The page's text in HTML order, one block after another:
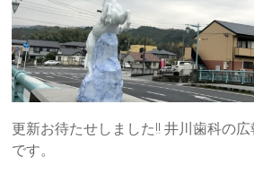
更新お待たせしました!! 井川歯科の
です。